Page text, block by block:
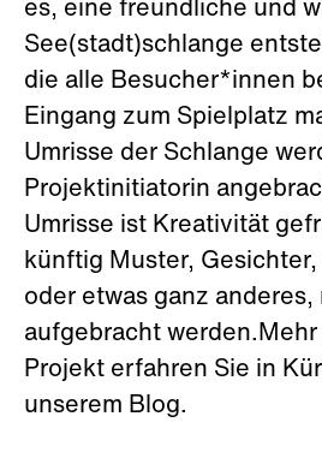
es, eine freundliche und
See(stadt)schlange
die alle Besucher*innen
Eingang zum Spielplatz
Umrisse der Schlange
Projektinitiatorin
Umrisse ist Kreativität
künftig Muster, Gesichter,
oder etwas ganz anderes,
aufgebracht werden.Mehr
Projekt erfahren Sie in
unserem Blog.